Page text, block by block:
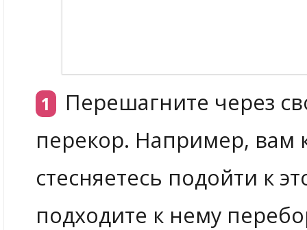
Перешагните через
перекор. Например, вам
стесняетесь подойти к
подходите к нему